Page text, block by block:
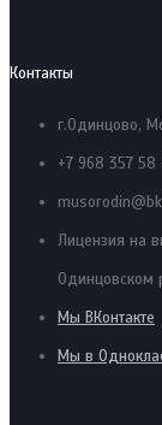
Контакты
г.Одинцово,
+7 968 357 58
Лицензия на
Одинцовском
Мы ВКонтакте
Мы в